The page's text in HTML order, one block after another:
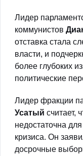
Лидер
коммунистов
отставка стала
власти, и
более глубоких
политические
Лидер фракции
Усатый считает,
недостаточна
кризиса. Он
досрочные